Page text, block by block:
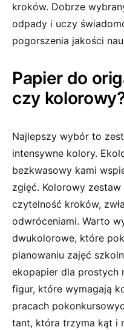
kroków. Dobrze
odpady i uczy
pogorszenia jakości
Papier do
czy
Najlepszy wybór to
intensywne kolory.
bezkwasowy kami
zgięć. Kolorowy
czytelność kroków,
odwróceniami. Warto
dwukolorowe, które
planowaniu zajęć
ekopapier dla prostych
figur, które wymagają
pracach
tant, która trzyma kąt i